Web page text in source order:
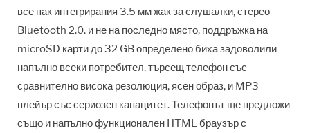
все пак интегрирания 3.5 мм жак за слушалки, стерео
Bluetooth 2.0. и не на последно място, поддръжка на
microSD карти до 32 GB определено биха задоволили
напълно всеки потребител, търсещ телефон със
сравнително висока резолюция, ясен образ, и MP3
плейър със сериозен капацитет. Телефонът ще предложи
също и напълно функционален HTML браузър с